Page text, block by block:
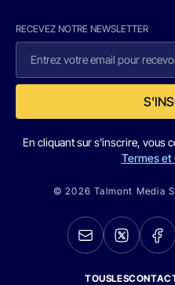
RECEVEZ NOTRE NEWSLETTER
En cliquant sur s'inscrire, vous
Termes et
© 2026 Talmont Media